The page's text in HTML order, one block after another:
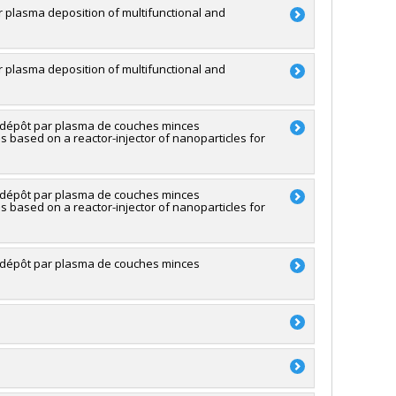
P. C. K. Lau,D. Scott Bohle,Chaojun Li ,Gonzalo Cosa
,John Boukouvalas,Faical Larachi,Peter Hugh
Paquin,Maria-Cornélia Iliuta,Sylvain Canesi
Safia
Jan Kopyscinski,Daria Camilla Boffito,Robert Lortie
Ali
(FQRNT)
deposition of multifunctional and
deposition of multifunctional and
Sapieha
par plasma de couches minces
based on a reactor-injector of nanoparticles for
Sapieha
par plasma de couches minces
based on a reactor-injector of nanoparticles for
par plasma de couches minces
(FQRNT)
d'équipement la première année)